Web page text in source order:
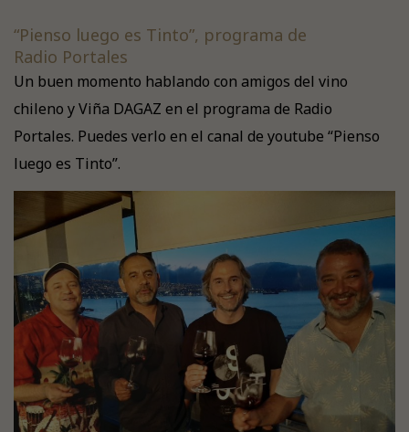
“Pienso luego es Tinto”, programa de
Radio Portales
Un buen momento hablando con amigos del vino
chileno y Viña DAGAZ en el programa de Radio
Portales. Puedes verlo en el canal de youtube “Pienso
luego es Tinto”.